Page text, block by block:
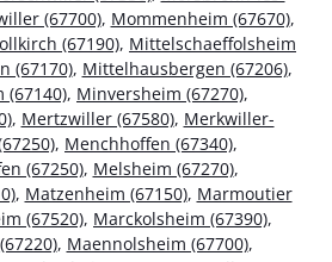
(67700), Mommenheim (67670),
(67190), Mittelschaeffolsheim
(67170), Mittelhausbergen (67206),
, Minversheim (67270),
, Mertzwiller (67580), Merkwiller-
, Menchhoffen (67340),
(67250), Melsheim (67270),
, Matzenheim (67150), Marmoutier
(67520), Marckolsheim (67390),
, Maennolsheim (67700),